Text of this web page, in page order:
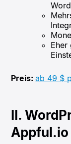
Eher
Preis:ab 49 $
II.
Appful.io